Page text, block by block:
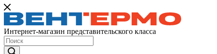
Интернет-магазин представительского класса